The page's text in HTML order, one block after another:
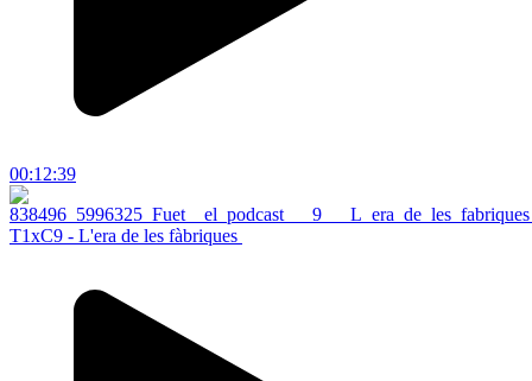
00:12:39
T1xC9 - L'era de les fàbriques